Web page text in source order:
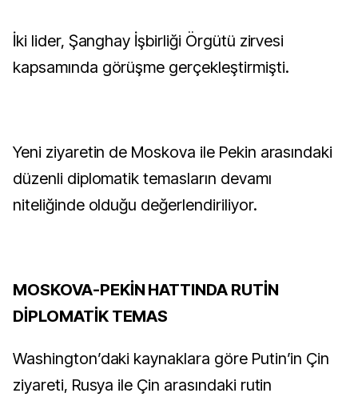
İki lider, Şanghay İşbirliği Örgütü zirvesi
kapsamında görüşme gerçekleştirmişti.
Yeni ziyaretin de Moskova ile Pekin arasındaki
düzenli diplomatik temasların devamı
niteliğinde olduğu değerlendiriliyor.
MOSKOVA-PEKİN HATTINDA RUTİN
DİPLOMATİK TEMAS
Washington’daki kaynaklara göre Putin’in Çin
ziyareti, Rusya ile Çin arasındaki rutin